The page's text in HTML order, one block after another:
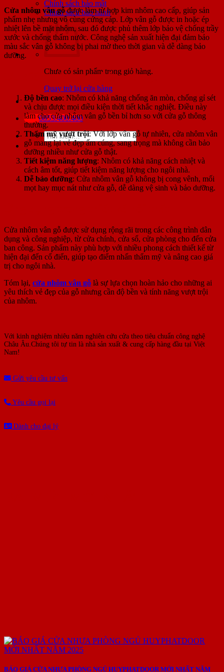
Chính sách bảo mật
Chính sách bảo hành
Chưa có sản phẩm trong giỏ hàng.
Quay trở lại cửa hàng
0853.400.400
Tìm
kiếm:
Cửa nhôm vân gỗđược làm từ hợp kim nhôm cao cấp, giúp sản
phẩm nhẹ nhưng vô cùng cứng cáp. Lớp vân gỗ được in hoặc ép
nhiệt lên bề mặt nhôm, sau đó được phủ thêm lớp bảo vệ chống trầy
xước và chống thấm nước. Công nghệ sản xuất hiện đại đảm bảo
màu sắc vân gỗ không bị phai mờ theo thời gian và dễ dàng bảo
dưỡng.
Ưu điểm của cửa nhôm vân gỗ
Độ bền cao: Nhôm có khả năng chống ăn mòn, chống gỉ sét
và chịu được mọi điều kiện thời tiết khắc nghiệt. Điều này
làm cho cửa nhôm vân gỗ bền bỉ hơn so với cửa gỗ thông
thường.
Thẩm mỹ vượt trội: Với lớp vân gỗ tự nhiên, cửa nhôm vân
gỗ mang lại vẻ đẹp ấm cúng, sang trọng mà không cần bảo
dưỡng nhiều như cửa gỗ thật.
Tiết kiệm năng lượng: Nhôm có khả năng cách nhiệt và
cách âm tốt, giúp tiết kiệm năng lượng cho ngôi nhà.
Dễ bảo dưỡng: Cửa nhôm vân gỗ không bị cong vênh, mối
mọt hay mục nát như cửa gỗ, dễ dàng vệ sinh và bảo dưỡng.
Cửa nhôm vân gỗ được sử dụng rộng rãi trong các công trình dân
dụng và công nghiệp, từ cửa chính, cửa sổ, cửa phòng cho đến cửa
ban công. Sản phẩm này phù hợp với nhiều phong cách thiết kế từ
hiện đại đến cổ điển, giúp tạo điểm nhấn thẩm mỹ và nâng cao giá
trị cho ngôi nhà.
Tóm lại, cửa nhôm vân gỗ là sự lựa chọn hoàn hảo cho những ai
yêu thích vẻ đẹp của gỗ nhưng cần độ bền và tính năng vượt trội
của nhôm.
Với kinh nghiệm nhiêu năm nghiên cứu cửa theo tiêu chuẩn công nghệ
Châu Âu.Chúng tôi tự tin là nhà sản xuất & cung cấp hàng đầu tại Việt
Nam!
Gửi yêu cầu tư vấn
Yêu cầu gọi lại
Dành cho đại lý
BÁO GIÁ CỬA NHỰA PHÒNG NGỦ HUYPHATDOOR MỚI NHẤT NĂM